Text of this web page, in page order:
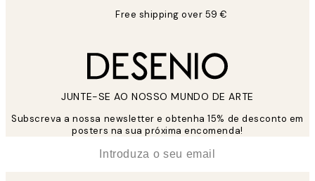
Free shipping over 59 €
JUNTE-SE AO NOSSO MUNDO DE ARTE
Subscreva a nossa newsletter e obtenha 15% de desconto em
posters na sua próxima encomenda!